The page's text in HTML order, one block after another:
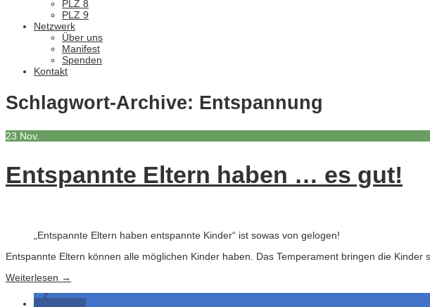
PLZ 8
PLZ 9
Netzwerk
Über uns
Manifest
Spenden
Kontakt
Schlagwort-Archive: Entspannung
23 Nov.
Entspannte Eltern haben … es gut!
„Entspannte Eltern haben entspannte Kinder“ ist sowas von gelogen!
Entspannte Eltern können alle möglichen Kinder haben. Das Temperament bringen die Kinder
Weiterlesen →